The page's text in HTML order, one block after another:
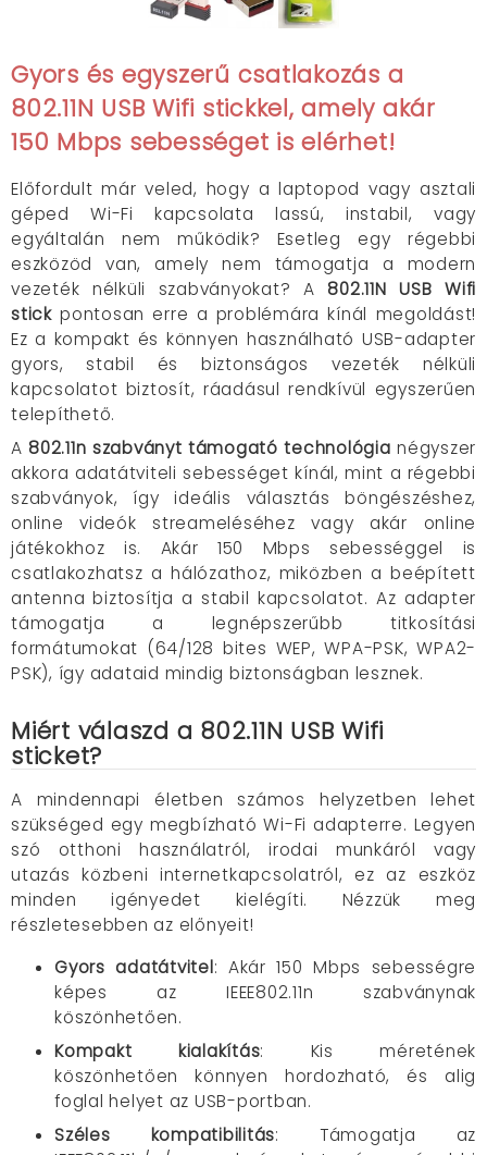
Gyors és egyszerű csatlakozás a
802.11N USB Wifi stickkel, amely akár
150 Mbps sebességet is elérhet!
Előfordult már veled, hogy a laptopod vagy asztali
géped Wi-Fi kapcsolata lassú, instabil, vagy
egyáltalán nem működik? Esetleg egy régebbi
eszközöd van, amely nem támogatja a modern
vezeték nélküli szabványokat? A
802.11N USB Wifi
stick pontosan erre a problémára kínál megoldást!
Ez a kompakt és könnyen használható USB-adapter
gyors, stabil és biztonságos vezeték nélküli
kapcsolatot biztosít, ráadásul rendkívül egyszerűen
telepíthető.
A 802.11n szabványt támogató technológia négyszer
akkora adatátviteli sebességet kínál, mint a régebbi
szabványok, így ideális választás böngészéshez,
online videók streameléséhez vagy akár online
játékokhoz is. Akár 150 Mbps sebességgel is
csatlakozhatsz a hálózathoz, miközben a beépített
antenna biztosítja a stabil kapcsolatot. Az adapter
támogatja a legnépszerűbb titkosítási
formátumokat (64/128 bites WEP, WPA-PSK, WPA2-
PSK), így adataid mindig biztonságban lesznek.
Miért válaszd a 802.11N USB Wifi
sticket?
A mindennapi életben számos helyzetben lehet
szükséged egy megbízható Wi-Fi adapterre. Legyen
szó otthoni használatról, irodai munkáról vagy
utazás közbeni internetkapcsolatról, ez az eszköz
minden igényedet kielégíti. Nézzük meg
részletesebben az előnyeit!
Gyors adatátvitel: Akár 150 Mbps sebességre
képes az IEEE802.11n szabványnak
köszönhetően.
Kompakt kialakítás: Kis méretének
köszönhetően könnyen hordozható, és alig
foglal helyet az USB-portban.
Széles kompatibilitás: Támogatja az